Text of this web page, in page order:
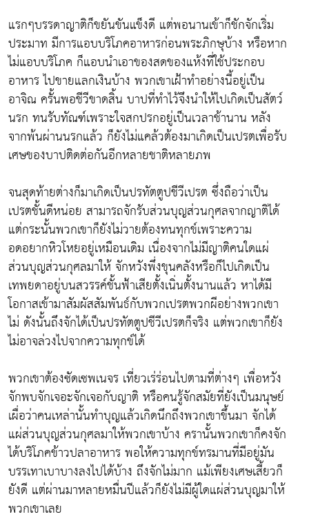
แรกๆบรรดาญาติก็ขยันขันแข็งดี แต่พอนานเข้าก็ชักจักเริ่ม
ประมาท มีการแอบบริโภคอาหารก่อนพระภิกษุบ้าง หรือหาก
ไม่แอบบริโภค ก็แอบนำเอาของสดของแห้งที่ใช้ประกอบ
อาหาร ไปขายแลกเงินบ้าง พวกเขาเฝ้าทำอย่างนี้อยู่เป็น
อาจิณ ครั้นพอชีวีขาดสิ้น บาปที่ทำไว้จึงนำให้ไปเกิดเป็นสัตว์
นรก ทนรับทัณฑ์เพราะใจสกปรกอยู่เป็นเวลาช้านาน หลัง
จากพ้นผ่านนรกแล้ว ก็ยังไม่แคล้วต้องมาเกิดเป็นเปรตเพื่อรับ
เศษของบาปติดต่อกันอีกหลายชาติหลายภพ
จนสุดท้ายต่างก็มาเกิดเป็นปรทัตตูปชีวีเปรต ซึ่งถือว่าเป็น
เปรตชั้นดีหน่อย สามารถจักรับส่วนบุญส่วนกุศลจากญาติได้
แต่กระนั้นพวกเขาก็ยังไม่วายต้องทนทุกข์เพราะความ
อดอยากหิวโหยอยู่เหมือนเดิม เนื่องจากไม่มีญาติคนใดแผ่
ส่วนบุญส่วนกุศลมาให้ จักหวังพึ่งขุนคลังหรือก็ไปเกิดเป็น
เทพยดาอยู่บนสวรรค์ชั้นฟ้าเสียตั้งเนิ่นตั้งนานแล้ว หาได้มี
โอกาสเข้ามาสัมผัสสัมพันธ์กับพวกเปรตพวกผีอย่างพวกเขา
ไม่ ดังนั้นถึงจักได้เป็นปรทัตตูปชีวีเปรตก็จริง แต่พวกเขาก็ยัง
ไม่อาจล่วงไปจากความทุกข์ได้
พวกเขาต้องซัดเซพเนจร เที่ยวเร่ร่อนไปตามที่ต่างๆ เพื่อหวัง
จักพบจักเจอะจักเจอกับญาติ หรือคนรู้จักสมัยที่ยังเป็นมนุษย์
เผื่อว่าคนเหล่านั้นทำบุญแล้วเกิดนึกถึงพวกเขาขึ้นมา จักได้
แผ่ส่วนบุญส่วนกุศลมาให้พวกเขาบ้าง ครานั้นพวกเขาก็คงจัก
ได้บริโภคข้าวปลาอาหาร พอให้ความทุกข์ทรมานที่มีอยู่มัน
บรรเทาเบาบางลงไปได้บ้าง ถึงจักไม่มาก แม้เพียงเศษเสี้ยวก็
ยังดี แต่ผ่านมาหลายหมื่นปีแล้วก็ยังไม่มีผู้ใดแผ่ส่วนบุญมาให้
พวกเขาเลย